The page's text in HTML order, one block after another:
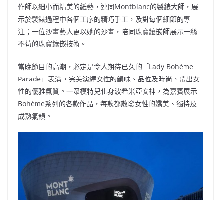
作師以細小而精美的紙藝，連同Montblanc的製錶大師，展
示於製錶過程中各個工序的精巧手工，及對每個細節的專
注；一位沙畫藝人更以她的沙畫，陪同珠寶鑲嵌師展示一絲
不苟的珠寶鑲嵌技術。
當晚節目的高潮，必定是令人期待已久的「Lady Bohème
Parade」表演，完美演繹女性的韻味、品位及時尚，帶出女
性的優雅氣質。一眾模特兒化身波希米亞女神，為嘉賓展示
Bohème系列的各款作品，每款都散發女性的嬌美、獨特及
成熟氣韻。